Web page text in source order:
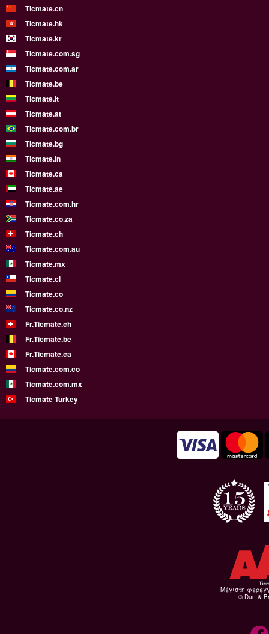
Ticmate.cn
Ticmate.hk
Ticmate.kr
Ticmate.com.sg
Ticmate.com.ar
Ticmate.be
Ticmate.lt
Ticmate.at
Ticmate.com.br
Ticmate.bg
Ticmate.in
Ticmate.ca
Ticmate.ae
Ticmate.com.hr
Ticmate.co.za
Ticmate.ch
Ticmate.com.au
Ticmate.mx
Ticmate.cl
Ticmate.co
Ticmate.co.nz
Fr.Ticmate.ch
Fr.Ticmate.be
Fr.Ticmate.ca
Ticmate.com.co
Ticmate.com.mx
Ticmate Turkey
Μέγιστη
© Dun &